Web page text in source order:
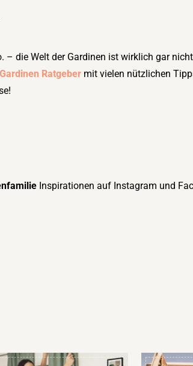
– die Welt der Gardinen ist wirklich gar
Gardinen Ratgeber mit vielen nützlichen
Inspirationen auf Instagram und